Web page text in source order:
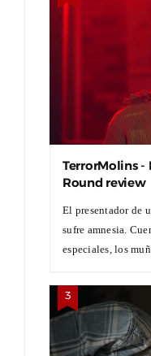
TerrorMolins -
Round review
El presentador de
sufre amnesia.
especiales, los